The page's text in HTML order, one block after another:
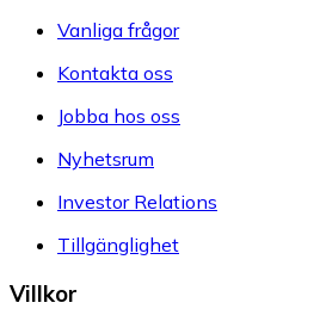
Vanliga frågor
Kontakta oss
Jobba hos oss
Nyhetsrum
Investor Relations
Tillgänglighet
Villkor